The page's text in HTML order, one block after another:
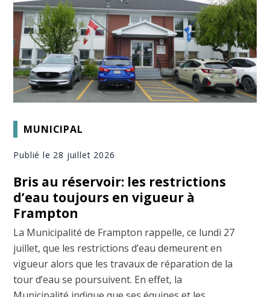
MUNICIPAL
Publié le 28 juillet 2026
Bris au réservoir: les restrictions
d’eau toujours en vigueur à
Frampton
La Municipalité de Frampton rappelle, ce lundi 27
juillet, que les restrictions d’eau demeurent en
vigueur alors que les travaux de réparation de la
tour d’eau se poursuivent. En effet, la